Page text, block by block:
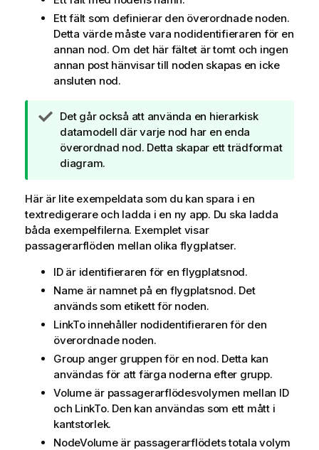
Ett fält som definierar den överordnade noden.
Detta värde måste vara nodidentifieraren för en
annan nod. Om det här fältet är tomt och ingen
annan post hänvisar till noden skapas en icke
ansluten nod.
A
n
t
e
k
n
i
n
o
m
t
i
p
Det går också att använda en hierarkisk
datamodell där varje nod har en enda
överordnad nod. Detta skapar ett trädformat
diagram.
Här är lite exempeldata som du kan spara i en
textredigerare och ladda i en ny app. Du ska ladda
båda exempelfilerna. Exemplet visar
passagerarflöden mellan olika flygplatser.
IDär identifieraren för en flygplatsnod.
Name är namnet på en flygplatsnod. Det
används som etikett för noden.
LinkToinnehåller nodidentifieraren för den
överordnade noden.
Groupanger gruppen för en nod. Detta kan
användas för att färga noderna efter grupp.
Volumeär passagerarflödesvolymen mellan ID
och LinkTo. Den kan användas som ett mått i
kantstorlek.
NodeVolumeär passagerarflödets totala volym